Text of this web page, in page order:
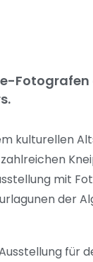
Fotografen
kulturellen
mit
der
für